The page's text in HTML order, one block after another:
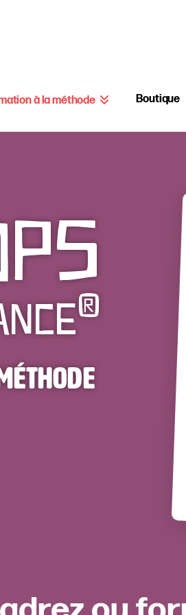
à la méthode Boutique
®